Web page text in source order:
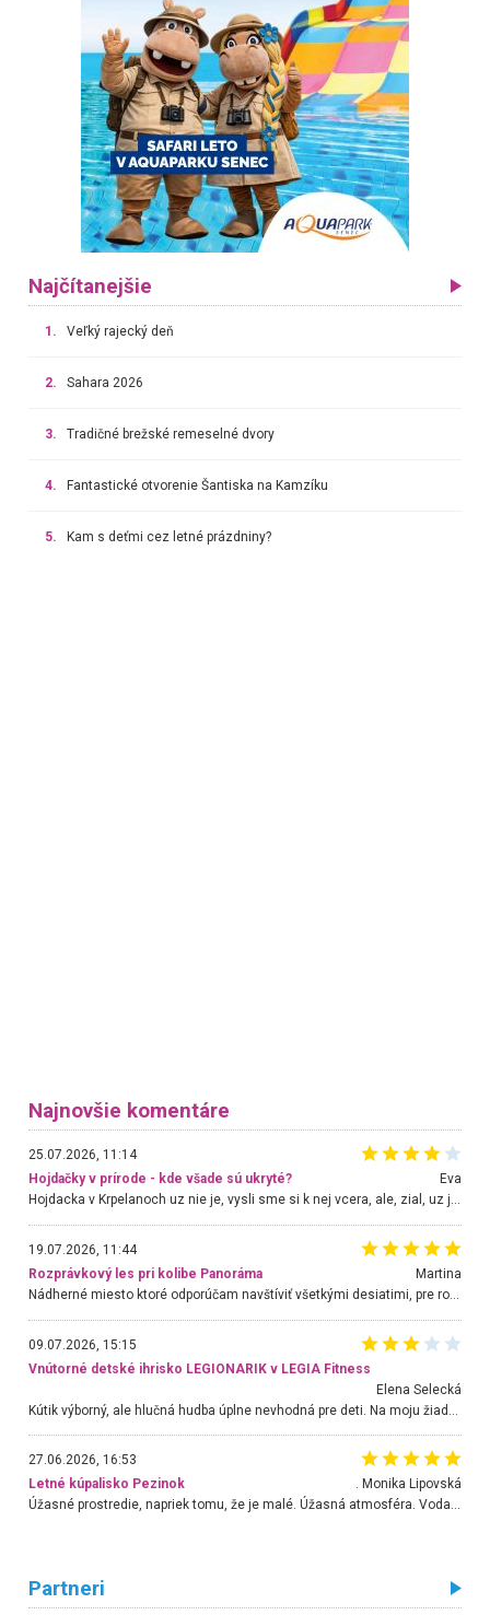
Najčítanejšie
1. Veľký rajecký deň
2. Sahara 2026
3. Tradičné brežské remeselné dvory
4. Fantastické otvorenie Šantiska na Kamzíku
5. Kam s deťmi cez letné prázdniny?
Najnovšie komentáre
25.07.2026, 11:14
Hojdačky v prírode - kde všade sú ukryté?
Eva
Hojdacka v Krpelanoch uz nie je, vysli sme si k nej vcera, ale, zial, uz je znicena. Ak sem planujete cestu len kvoli hojdacke, mozete si ju usetrit. Krasny vyhlad je tu vsak aj bez hojdacky :-)
19.07.2026, 11:44
Rozprávkový les pri kolibe Panoráma
Martina
Nádherné miesto ktoré odporúčam navštíviť všetkými desiatimi, pre rodiny s deťmi, dôchodcom... Proste a jednoducho ozaj rozprávkový les.. určite ešte prídeme. Odniesli sme si na pamiatku krásne tričká,
09.07.2026, 15:15
Vnútorné detské ihrisko LEGIONARIK v LEGIA Fitness
Elena Selecká
27.06.2026, 16:53
Letné kúpalisko Pezinok
. Monika Lipovská
Úžasné prostredie, napriek tomu, že je malé. Úžasná atmosféra. Voda fantastická a nádherná. Ľudí je pomerne veľa, ale su mili a ohľaduplní. Je veľmi zaujímavé sledovať, ako dokážu spolu športovať cudzí ľudia a bez ohľadu na vek. Vládne tu pohoda. Vnuka neviem dostať z vody. Ďakujem za krásny deň . Urcite sa sem vrátim. Jediný problém je s parkovaním, ale aj ten sa mi podarilo vyriešiť. Monika Bratislava
Partneri